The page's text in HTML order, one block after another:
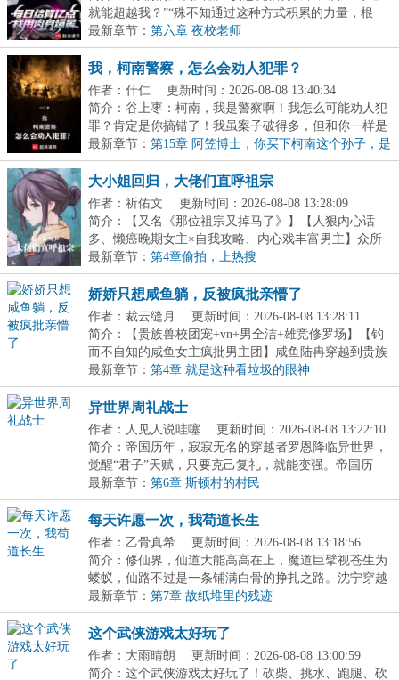
就能超越我？”“殊不知通过这种方式积累的力量，根
基...
最新章节： 第六章 夜校老师
我，柯南警察，怎么会劝人犯罪？
作者：什仁
更新时间：2026-08-08 13:40:34
简介：谷上枣：柯南，我是警察啊！我怎么可能劝人犯
罪？肯定是你搞错了！我虽案子破得多，但和你一样是
案...
最新章节： 第15章 阿笠博士，你买下柯南这个孙子，是
不是得意思意思？
大小姐回归，大佬们直呼祖宗
作者：祈佑文
更新时间：2026-08-08 13:28:09
简介：【又名《那位祖宗又掉马了》】【人狠内心话
多、懒癌晚期女主×自我攻略、内心戏丰富男主】众所
周知...
最新章节： 第4章偷拍，上热搜
娇娇只想咸鱼躺，反被疯批亲懵了
作者：裁云缝月
更新时间：2026-08-08 13:28:11
简介：【贵族兽校团宠+vn+男全洁+雄竞修罗场】【钓
而不自知的咸鱼女主疯批男主团】咸鱼陆冉穿越到贵族
兽...
最新章节： 第4章 就是这种看垃圾的眼神
异世界周礼战士
作者：人见人说哇噻
更新时间：2026-08-08 13:22:10
简介：帝国历年，寂寂无名的穿越者罗恩降临异世界，
觉醒“君子”天赋，只要克己复礼，就能变强。帝国历
年...
最新章节： 第6章 斯顿村的村民
每天许愿一次，我苟道长生
作者：乙骨真希
更新时间：2026-08-08 13:18:56
简介：修仙界，仙道大能高高在上，魔道巨擘视苍生为
蝼蚁，仙路不过是一条铺满白骨的挣扎之路。沈宁穿越
成...
最新章节： 第7章 故纸堆里的残迹
这个武侠游戏太好玩了
作者：大雨晴朗
更新时间：2026-08-08 13:00:59
简介：这个武侠游戏太好玩了！砍柴、挑水、跑腿、砍